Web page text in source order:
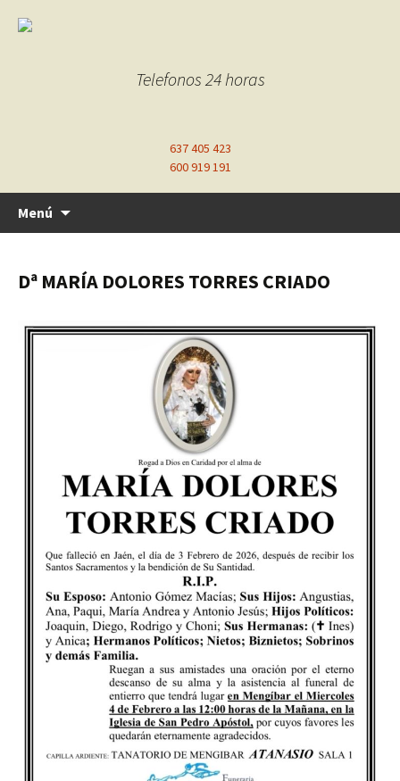
Telefonos 24 horas
637 405 423
600 919 191
Menú
Dª MARÍA DOLORES TORRES CRIADO